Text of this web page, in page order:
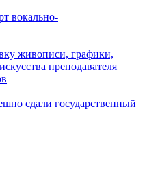
вокально-
живописи, графики,
преподавателя
сдали государственный